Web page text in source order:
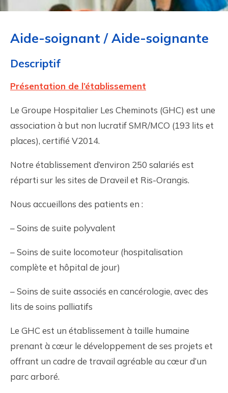
Aide-soignant / Aide-soignante
Descriptif
Présentation de l’établissement
Le Groupe Hospitalier Les Cheminots (GHC) est une
association à but non lucratif SMR/MCO (193 lits et
places), certifié V2014.
Notre établissement d’environ 250 salariés est
réparti sur les sites de Draveil et Ris-Orangis.
Nous accueillons des patients en :
– Soins de suite polyvalent
– Soins de suite locomoteur (hospitalisation
complète et hôpital de jour)
– Soins de suite associés en cancérologie, avec des
lits de soins palliatifs
Le GHC est un établissement à taille humaine
prenant à cœur le développement de ses projets et
offrant un cadre de travail agréable au cœur d’un
parc arboré.